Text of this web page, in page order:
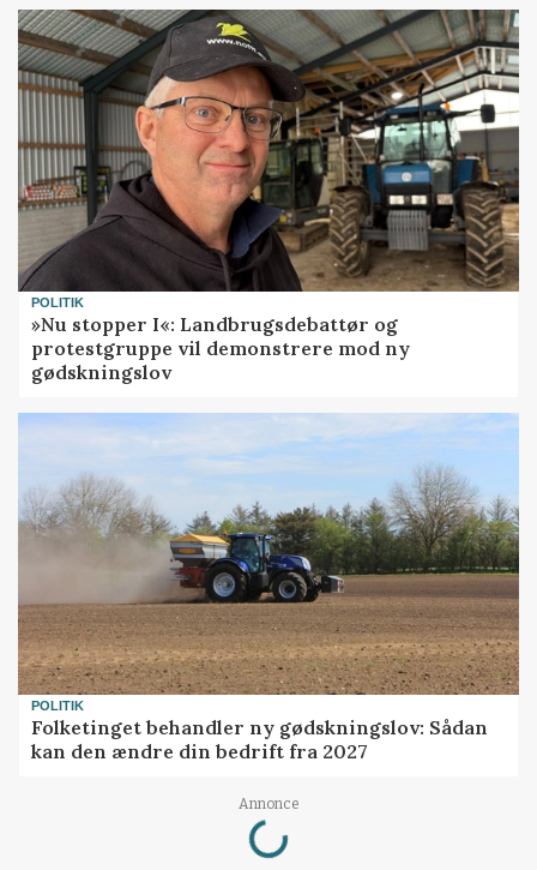
POLITIK
»Nu stopper I«: Landbrugsdebattør og
protestgruppe vil demonstrere mod ny
gødskningslov
POLITIK
Folketinget behandler ny gødskningslov: Sådan
kan den ændre din bedrift fra 2027
Annonce
Loading...